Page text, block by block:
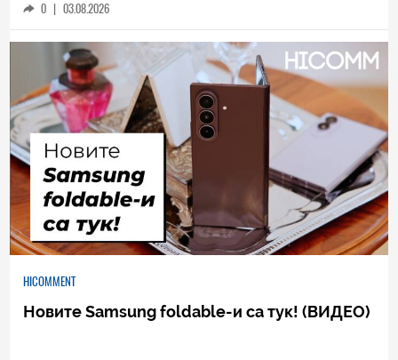
0 | 03.08.2026
HICOMMENT
Новите Samsung foldable-и са тук! (ВИДЕО)